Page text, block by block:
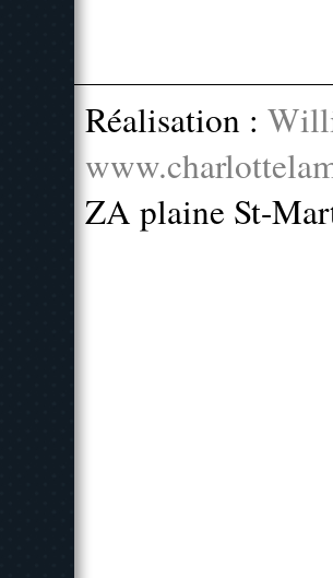
Réalisation :
ZA plaine St-